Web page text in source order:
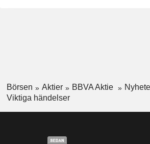
Börsen Aktier BBVA Aktie
Viktiga händelser